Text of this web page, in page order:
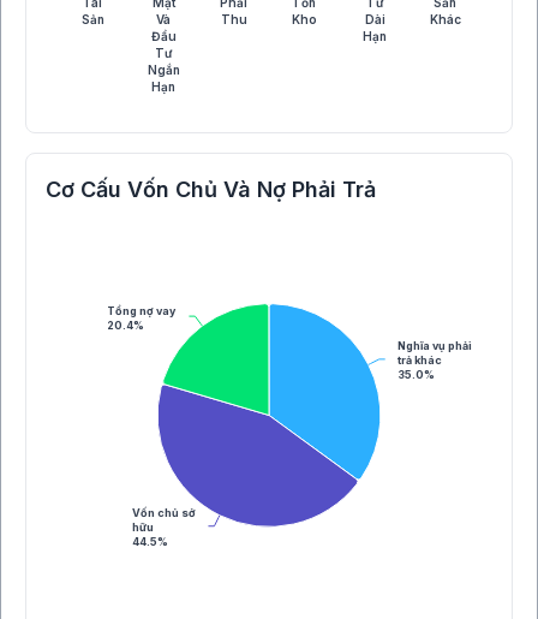
Sản
Và
Đầu
Tư
Ngắn
Hạn
Thu
Kho
Dài
Hạn
Khác
Cơ Cấu Vốn Chủ Và Nợ Phải Trả
Nghĩa vụ phải
trả khác
35.0%
Vốn chủ sở
hữu
44.5%
Tổng nợ vay
20.4%